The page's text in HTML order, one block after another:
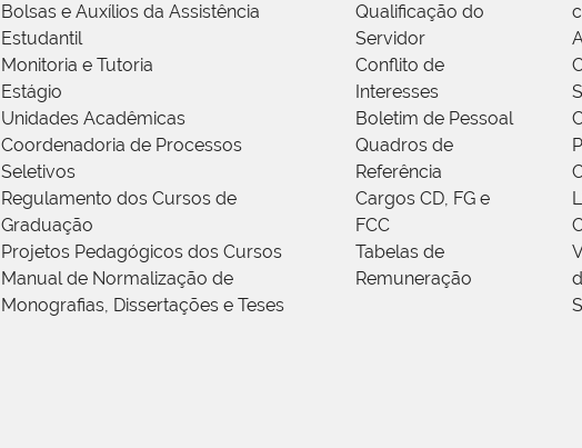
Bolsas e Auxílios da Assistência
Estudantil
Monitoria e Tutoria
Estágio
Unidades Acadêmicas
Coordenadoria de Processos
Seletivos
Regulamento dos Cursos de
Graduação
Projetos Pedagógicos dos Cursos
Manual de Normalização de
Monografias, Dissertações e Teses
Qualificação do
Servidor
Conflito de
Interesses
Boletim de Pessoal
Quadros de
Referência
Cargos CD, FG e
FCC
Tabelas de
Remuneração